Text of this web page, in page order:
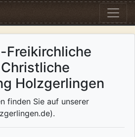
Freikirchliche
Holzgerlingen
finden Sie auf unserer